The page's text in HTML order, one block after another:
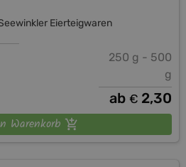
Eierteigwaren
250 g - 500
g
ab € 2,30
Warenkorb